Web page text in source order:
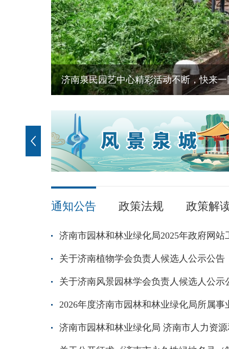
济南泉民园艺中心精彩活动不断，快来
通知公告 政策法规 政策解
济南市园林和林业绿化局2025年政府网站
关于济南植物学会负责人候选人公示公告
关于济南风景园林学会负责人候选人公示